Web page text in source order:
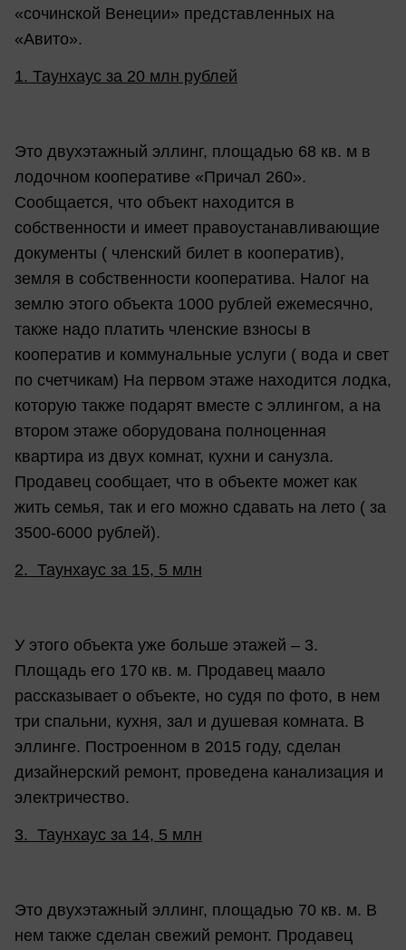
«сочинской Венеции» представленных на
«Авито».
1. Таунхаус за 20 млн рублей
Это двухэтажный эллинг, площадью 68 кв. м в
лодочном кооперативе «Причал 260».
Сообщается, что объект находится в
собственности и имеет правоустанавливающие
документы ( членский билет в кооператив),
земля в собственности кооператива. Налог на
землю этого объекта 1000 рублей ежемесячно,
также надо платить членские взносы в
кооператив и коммунальные услуги ( вода и свет
по счетчикам) На первом этаже находится лодка,
которую также подарят вместе с эллингом, а на
втором этаже оборудована полноценная
квартира из двух комнат, кухни и санузла.
Продавец сообщает, что в объекте может как
жить семья, так и его можно сдавать на лето ( за
3500-6000 рублей).
2. Таунхаус за 15, 5 млн
У этого объекта уже больше этажей – 3.
Площадь его 170 кв. м. Продавец маало
рассказывает о объекте, но судя по фото, в нем
три спальни, кухня, зал и душевая комната. В
эллинге. Построенном в 2015 году, сделан
дизайнерский ремонт, проведена канализация и
электричество.
3. Таунхаус за 14, 5 млн
Это двухэтажный эллинг, площадью 70 кв. м. В
нем также сделан свежий ремонт. Продавец